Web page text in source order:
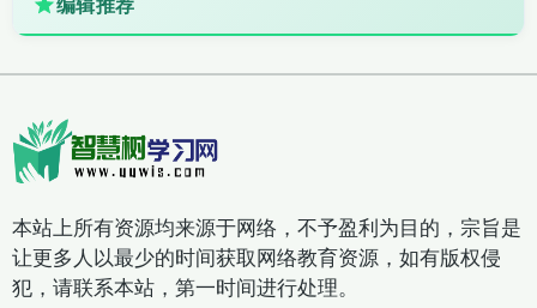
编辑推荐
本站上所有资源均来源于网络，不予盈利为目的，宗旨是
让更多人以最少的时间获取网络教育资源，如有版权侵
犯，请联系本站，第一时间进行处理。